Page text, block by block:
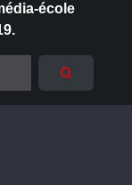
école